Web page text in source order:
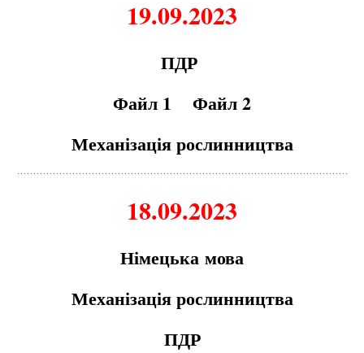
19.09.2023
ПДР
Файл 1
Файл 2
Механізація рослинництва
18.09.2023
Німецька мова
Механізація рослинництва
ПДР